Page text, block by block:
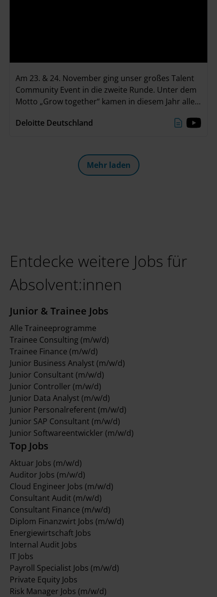
Am 23. & 24. November ging unser großes Talent
Community Event in die zweite Runde. Unter dem
Motto „Grow together“ kamen in diesem Jahr alle
„The Stage“ im Deloitte Office in Düsseldorf
Deloitte Greenhouse Workshop und viel Zeit zum
Networken liegen hinter uns. Ein großes Danke an
Deloitte Deutschland
Mehr laden
Entdecke weitere Jobs für
Absolvent:innen
Top Jobs
Aktuar Jobs (m/w/d)
Auditor Jobs (m/w/d)
Cloud Engineer Jobs (m/w/d)
Consultant Audit (m/w/d)
Consultant Finance (m/w/d)
Diplom Finanzwirt Jobs (m/w/d)
Energiewirtschaft Jobs
Internal Audit Jobs
IT Jobs
Payroll Specialist Jobs (m/w/d)
Private Equity Jobs
Risk Manager Jobs (m/w/d)
Junior & Trainee Jobs
Alle Traineeprogramme
Trainee Consulting (m/w/d)
Trainee Finance (m/w/d)
Junior Business Analyst (m/w/d)
Junior Consultant (m/w/d)
Junior Controller (m/w/d)
Junior Data Analyst (m/w/d)
Junior Personalreferent (m/w/d)
Junior SAP Consultant (m/w/d)
Junior Softwareentwickler (m/w/d)